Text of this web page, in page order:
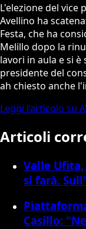
L'elezione del vice
Avellino ha
Festa, che ha
Melillo dopo la
lavori in aula e si
presidente del
ah chiesto anche
Leggi l’articolo su
Articoli
Valle
si farà.
Casillo: